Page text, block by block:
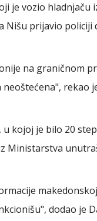
je vozio hladnjaču
Nišu prijavio policiji
na graničnom
rekao
kojoj je bilo 20
Ministarstva
dodao je